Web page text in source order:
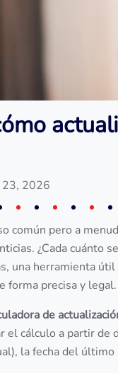
23, 2026
común pero a
¿Cada cuánto
una herramienta
forma precisa y legal.
de
el cálculo a partir de
la fecha del